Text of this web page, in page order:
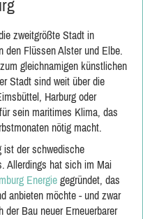
zweitgrößte Stadt in
den Flüssen Alster und Elbe.
gleichnamigen künstlichen
Stadt sind weit über die
Harburg oder
sein maritimes Klima, das
nötig macht.
ist der schwedische
Allerdings hat sich im Mai
Energie gegründet, das
anbieten möchte - und zwar
Bau neuer Erneuerbarer